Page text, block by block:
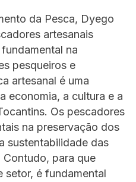
da Pesca, Dyego
artesanais
na
pesqueiros e
artesanal é uma
economia, a cultura e a
Os pescadores
na preservação dos
sustentabilidade das
Contudo, para que
setor, é fundamental